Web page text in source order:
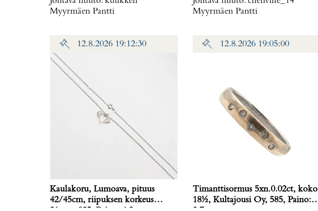
Myyrmäen Pantti
Myyrmäen Pantti
12.8.2026 19:12:30
Kaulakoru, Lumoava, pituus
42/45cm, riipuksen korkeus
12.8.2026 19:05:00
Timanttisormus 5xn.0.02ct, koko
18½, Kultajousi Oy, 585, Paino: